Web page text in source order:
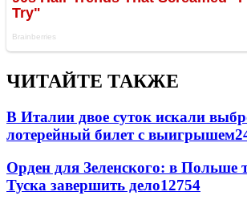
ЧИТАЙТЕ ТАКЖЕ
В Италии двое суток искали
лотерейный билет с выигрышем
Орден для Зеленского: в Польше
Туска завершить дело12754